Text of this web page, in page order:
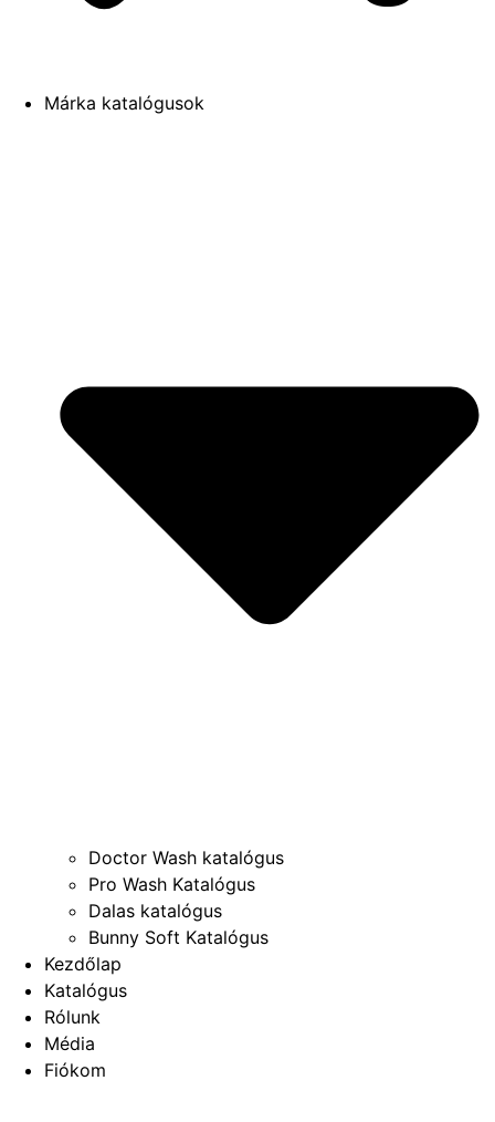
Márka katalógusok
Doctor Wash katalógus
Pro Wash Katalógus
Dalas katalógus
Bunny Soft Katalógus
Kezdőlap
Katalógus
Rólunk
Média
Fiókom